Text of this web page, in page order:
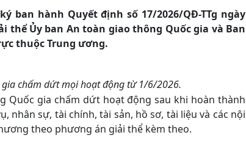
ban hành Quyết định số 17/2026/QĐ-TTg ngày
thể Ủy ban An toàn giao thông Quốc gia và Ban
thuộc Trung ương.
chấm dứt mọi hoạt động từ 1/6/2026.
Quốc gia chấm dứt hoạt động sau khi hoàn thành
nhân sự, tài chính, tài sản, hồ sơ, tài liệu và các nội
theo phương án giải thể kèm theo.